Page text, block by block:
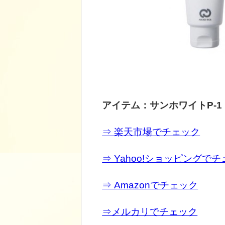
アイテム：サンホワイトP-1
⇒ 楽天市場でチェック
⇒ Yahoo!ショッピングでチ
⇒ Amazonでチェック
⇒メルカリでチェック